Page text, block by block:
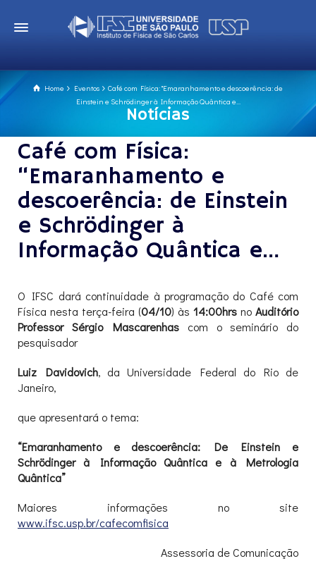
Home Eventos
Café com Física: "Emaranhamento e descoerência: de
Einstein e Schrödinger à Informação Quântica e...
Notícias
Café com Física:
“Emaranhamento e
descoerência: de Einstein
e Schrödinger à
Informação Quântica e…
O IFSC dará continuidade à programação do Café com
Física nesta terça-feira (04/10) às 14:00hrs no Auditório
Professor Sérgio Mascarenhas com o seminário do
pesquisador
Luiz Davidovich, da Universidade Federal do Rio de
Janeiro,
que apresentará o tema:
“Emaranhamento e descoerência: De Einstein e
Schrödinger à Informação Quântica e à Metrologia
Quântica”
Maiores informações no site
www.ifsc.usp.br/cafecomfisica
Assessoria de Comunicação